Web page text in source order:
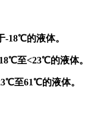
18℃的液体。
至<23℃的液体。
至61℃的液体。